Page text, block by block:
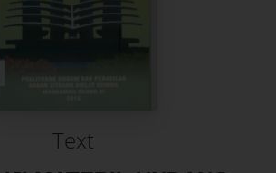
Text